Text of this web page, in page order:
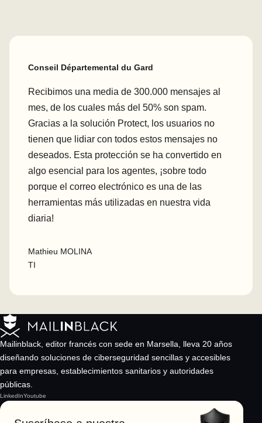
Conseil Départemental du Gard
Recibimos una media de 300.000 mensajes al
mes, de los cuales más del 50% son spam.
Gracias a la solución Protect, los usuarios no
tienen que lidiar con todos estos mensajes no
deseados. Esta protección se ha convertido en
algo esencial para los agentes, ¡sobre todo
porque el correo electrónico es una de las
herramientas más utilizadas en nuestra vida
diaria!
Mathieu MOLINA
TI
Mailinblack, editor francés con sede en Marsella, lleva 20 años
diseñando soluciones de ciberseguridad sencillas y accesibles
para empresas, establecimientos sanitarios y autoridades
públicas.
LinkedInYoutube